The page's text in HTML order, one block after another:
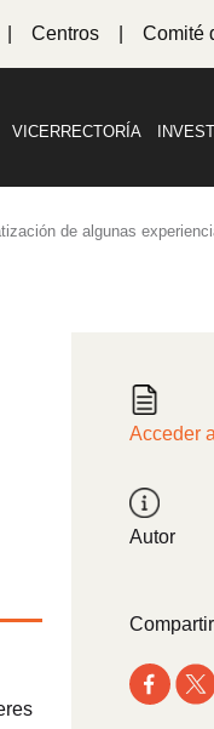
Centros Comité
VICERRECTORÍA
de algunas
Acceder
Autor
Compartir